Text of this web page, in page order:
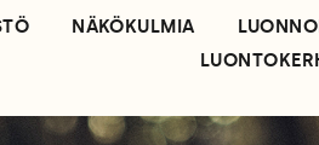
NÄKÖKULMIA